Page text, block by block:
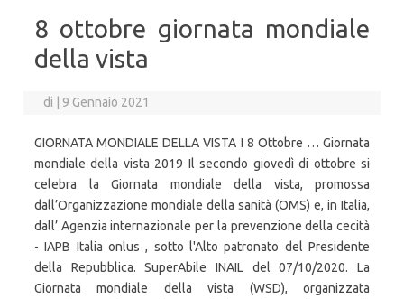
8 ottobre giornata mondiale
della vista
di 9 Gennaio 2021
GIORNATA MONDIALE DELLA VISTA I 8 Ottobre … Giornata
mondiale della vista 2019 Il secondo giovedì di ottobre si
celebra la Giornata mondiale della vista, promossa
dall’Organizzazione mondiale della sanità (OMS) e, in Italia,
dall’ Agenzia internazionale per la prevenzione della cecità
- IAPB Italia onlus , sotto l'Alto patronato del Presidente
della Repubblica. SuperAbile INAIL del 07/10/2020. La
Giornata mondiale della vista (WSD), organizzata